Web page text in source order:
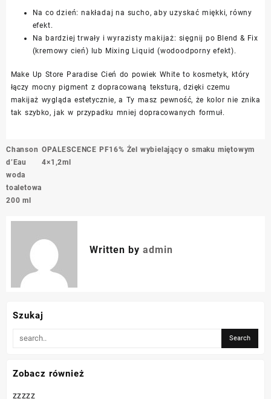
Na co dzień: nakładaj na sucho, aby uzyskać miękki, równy
efekt.
Na bardziej trwały i wyrazisty makijaż: sięgnij po Blend & Fix
(kremowy cień) lub Mixing Liquid (wodoodporny efekt).
Make Up Store Paradise Cień do powiek White to kosmetyk, który
łączy mocny pigment z dopracowaną teksturą, dzięki czemu
makijaż wygląda estetycznie, a Ty masz pewność, że kolor nie znika
tak szybko, jak w przypadku mniej dopracowanych formuł.
Nawigacja
wpisu
Chanson
d’Eau
woda
toaletowa
200 ml
OPALESCENCE PF16% Żel wybielający o smaku miętowym
4×1,2ml
Written by admin
Szukaj
Zobacz również
zzzzz